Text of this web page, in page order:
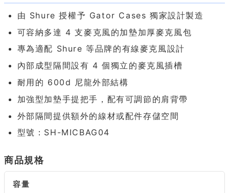
由 Shure 授權予 Gator Cases 獨家設計製造
可容納多達 4 支麥克風的加墊加厚麥克風包
專為適配 Shure 等品牌的有線麥克風設計
內部成型隔間設有 4 個獨立的麥克風插槽
耐用的 600d 尼龍外部結構
加強型加墊手提把手，配有可調節的肩背帶
外部隔間提供額外的線材或配件存儲空間
型號：SH-MICBAG04
商品規格
容量